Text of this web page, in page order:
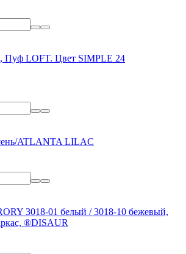
LOFT. Цвет SIMPLE 24
ATLANTA LILAC
3018-01 белый / 3018-10 бежевый,
®DISAUR